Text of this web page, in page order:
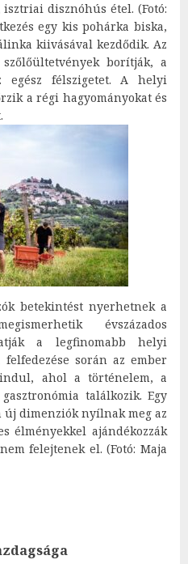
disznóhús étel. (Fotó:
egy kis pohárka biska,
kiivásával kezdődik. Az
borítják, a
egész félszigetet. A helyi
a régi hagyományokat és
betekintést nyerhetnek a
évszázados
a legfinomabb helyi
során az ember
ahol a történelem, a
találkozik. Egy
dimenziók nyílnak meg az
élményekkel ajándékozzák
felejtenek el. (Fotó: Maja